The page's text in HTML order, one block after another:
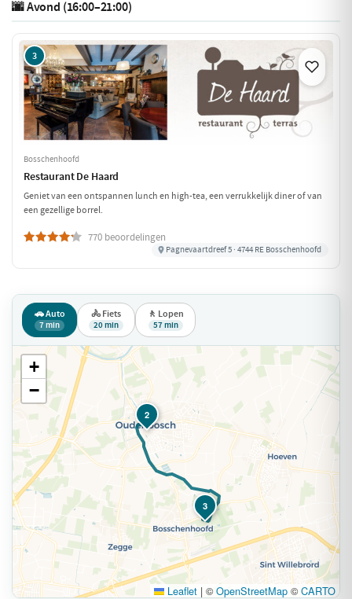
🌆 Avond (16:00–21:00)
3
Bosschenhoofd
Restaurant De Haard
Geniet van een ontspannen lunch en high-tea, een verrukkelijk diner of van
een gezellige borrel.
770 beoordelingen
Pagnevaartdreef 5 · 4744 RE Bosschenhoofd
🚗 Auto
7 min
🚴 Fiets
20 min
🚶 Lopen
57 min
2
3
+
−
Leaflet | ©OpenStreetMap © CARTO